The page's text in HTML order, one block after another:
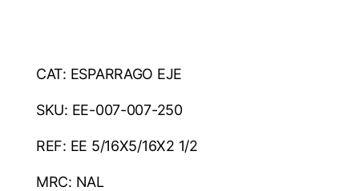
CAT: ESPARRAGO EJE
SKU: EE-007-007-250
REF: EE 5/16X5/16X2 1/2
MRC: NAL